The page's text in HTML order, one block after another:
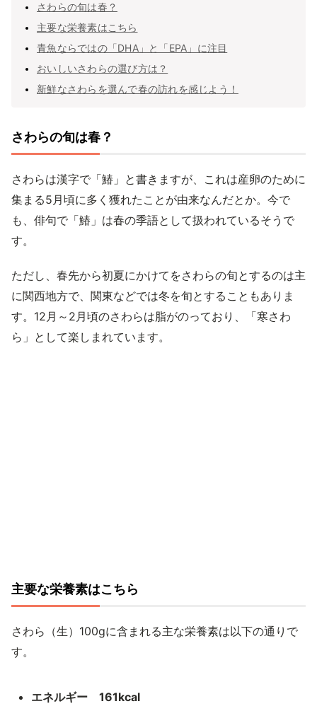
さわらの旬は春？
主要な栄養素はこちら
青魚ならではの「DHA」と「EPA」に注目
おいしいさわらの選び方は？
新鮮なさわらを選んで春の訪れを感じよう！
さわらの旬は春？
さわらは漢字で「鰆」と書きますが、これは産卵のために
集まる5月頃に多く獲れたことが由来なんだとか。今で
も、俳句で「鰆」は春の季語として扱われているそうで
す。
ただし、春先から初夏にかけてをさわらの旬とするのは主
に関西地方で、関東などでは冬を旬とすることもありま
す。12月～2月頃のさわらは脂がのっており、「寒さわ
ら」として楽しまれています。
主要な栄養素はこちら
さわら（生）100gに含まれる主な栄養素は以下の通りで
す。
エネルギー 161kcal